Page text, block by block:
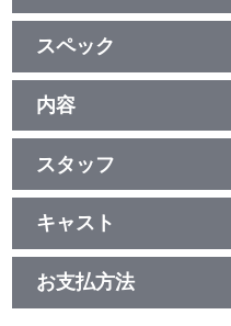
映像特典
●でるた小劇場
●Making of Macross⊿ vol.03
●カラオケ映像「破滅の純情」
●Mission 13 ノンテロップエ
●Mission14 ノンテロップオー
●ノンテロップオープニング「
●ノンテロップエンディング「
●CM・PV
音声特典
●Mission 13 オーディオコメ
スペック
品番：BCBA-4781
ジャンル：TVアニメ
（本編71分＋特典50分）／ﾄﾞﾙ
層／16:9(ｽｸｲｰｽﾞ)／ﾋﾞｽﾀｻｲｽﾞ
／カラー／確121分／全9巻
内容
制作年度：2016年
【3話収録】
■Mission 13「激情 ダイビン
グラミア王みずから率いるウ
が、惑星ラグナに迫る。夢を
ア、Δ小隊の副官を任されるこ
ことに生きがいを感じ始めて
戦いのなかに彼らが掴みとる
スタッフ
Mission 13 脚本：根元歳三／
介／作画監督：畑 智司、井上
Mission 14 脚本：根元歳三／
治／演出：ヤマトナオミチ／
勇、牛屋琴乃
Mission 15 脚本：根元歳三／
キャスト
ハヤテ・インメルマン：内田
り／ミラージュ・ファリーナ
ヌメール：小清水亜美、
お支払方法